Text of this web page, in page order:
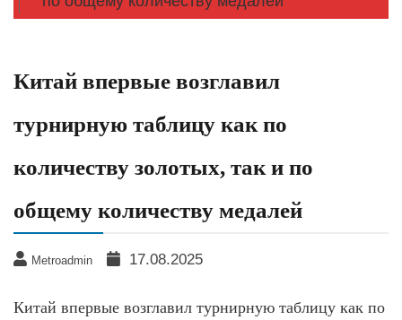
Китай впервые возглавил
турнирную таблицу как по
количеству золотых, так и по
общему количеству медалей
Metroadmin 17.08.2025
Китай впервые возглавил турнирную таблицу как по